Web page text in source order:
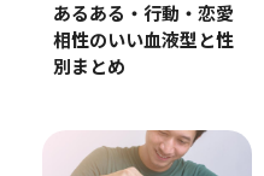
あるある・行動・恋愛
相性のいい血液型と性
別まとめ